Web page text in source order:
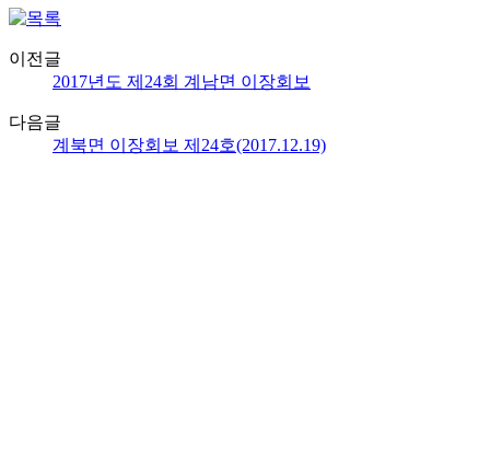
이전글
2017년도 제24회 계남면 이장회보
다음글
계북면 이장회보 제24호(2017.12.19)